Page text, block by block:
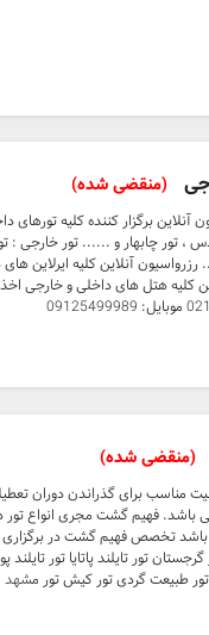
(منقضی شده)
آنلاین برگزار کننده کلیه
چابهار و ...... تور خارجی : تور
رزرواسیون آنلاین کلیه ایرلاین
کلیه هتل های داخلی و خارجی
(منقضی شده)
مناسب برای گذراندن دوران
باشد. فهیم گشت مجری انواع تور
تخصص فهیم گشت در برگزاری
تور تایلند پاتایا تور
تور طبیعت گردی تور کیش تور
هتل صد ...